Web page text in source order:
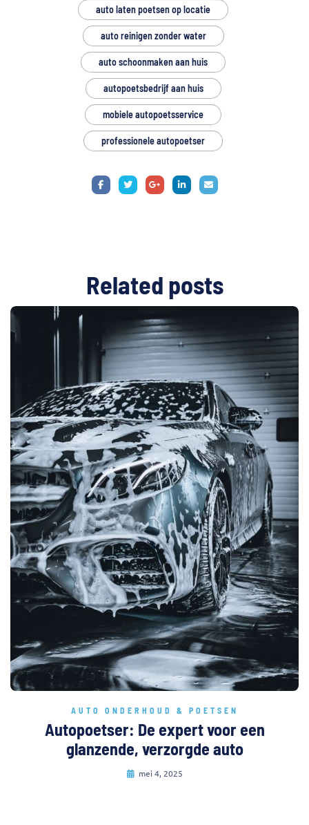
auto laten poetsen op locatie
auto reinigen zonder water
auto schoonmaken aan huis
autopoetsbedrijf aan huis
mobiele autopoetsservice
professionele autopoetser
Related posts
AUTO ONDERHOUD & POETSEN
Autopoetser: De expert voor een
glanzende, verzorgde auto
mei 4, 2025